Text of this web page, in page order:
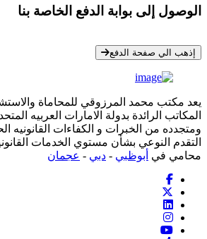
الوصول إلى بوابة الدفع الخاصة بنا
إذهب الي صفحة الدفع
يعد مكتب محمد المرزوقي للمحاماة
المكاتب الرائدة بدولة الامارات العربيه
ومتجدده من الخبرات و الكفاءات القانونيه
التقدم النوعي بشأن مستوي الخدمات
محامي في أبوظبي - دبي - عجمان